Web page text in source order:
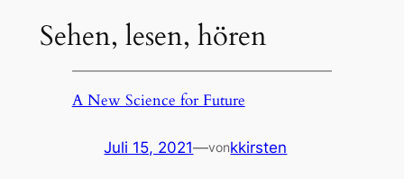
Sehen, lesen, hören
A New Science for Future
Juli 15, 2021—vonkkirsten